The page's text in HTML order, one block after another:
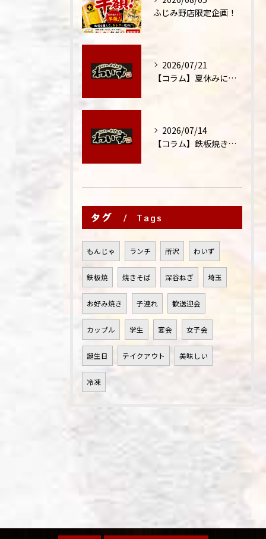
ふじみ野店限定企画！
2026/07/21
【コラム】夏休みに家族外食が増える理由
2026/07/14
【コラム】鉄板焼きが"コミュニケーション飯"と呼ばれる理由
タグ Tags
もんじゃ ランチ 所沢 わいず
鉄板焼 焼きそば 深谷ねぎ 埼玉
お好み焼き 子連れ 歓送迎会
カップル 学生 宴会 女子会
誕生日 テイクアウト 美味しい
冷凍